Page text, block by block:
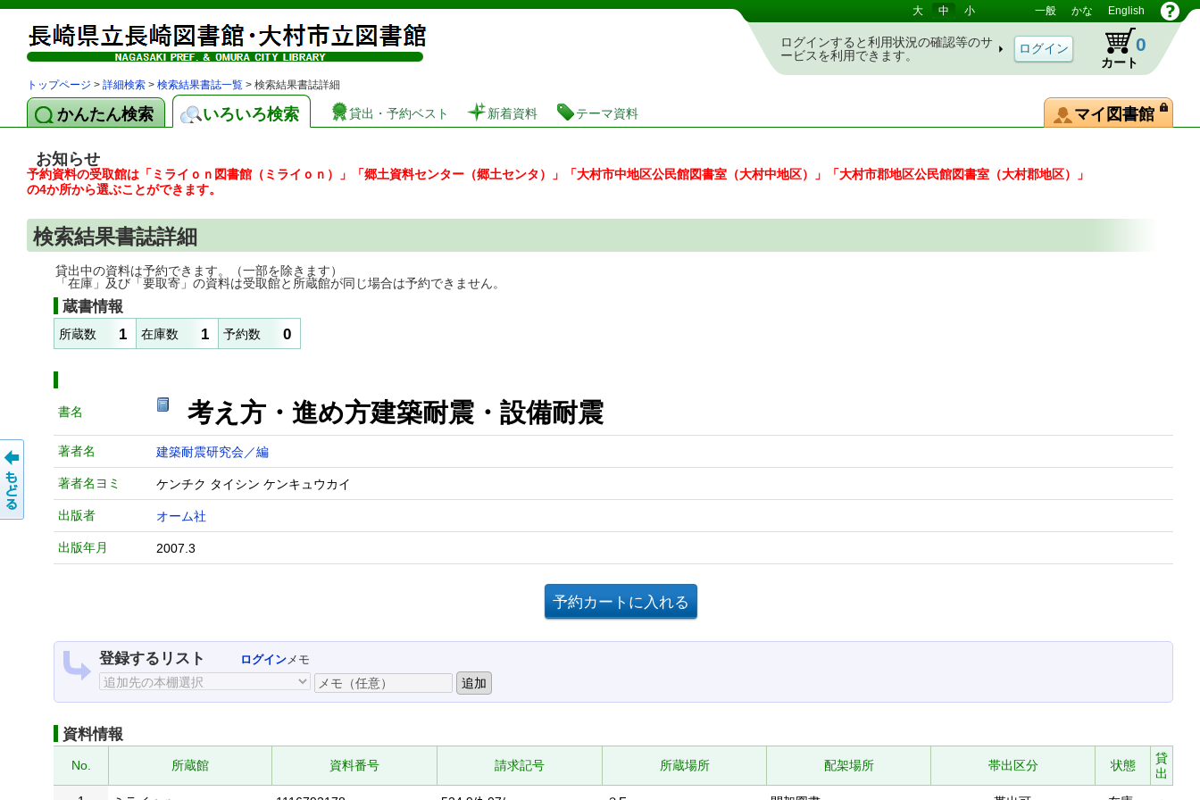
図書館 蔵書検索・予約システム 大 中 小 一般 かな English
ログインすると利用状況の確認等のサ
ービスを利用できます。
カート
0
トップページ > 詳細検索 > 検索結果書誌一覧 > 検索結果書誌詳細
かんたん検索 いろいろ検索 貸出・予約ベスト 新着資料 テーマ資料 マイ図書館
お知らせ
予約資料の受取館は「ミライｏｎ図書館（ミライｏｎ）」「郷土資料センター（郷土センタ）」「大村市中地区公民館図書室（大村中地区）」「大村市郡地区公民館図書室（大村郡地区）」
の4か所から選ぶことができます。
検索結果書誌詳細
貸出中の資料は予約できます。（一部を除きます）
「在庫」及び「要取寄」の資料は受取館と所蔵館が同じ場合は予約できません。
蔵書情報
所蔵数 1 在庫数 1 予約数 0
書名 考え方・進め方建築耐震・設備耐震
著者名 建築耐震研究会／編
著者名ヨミ ケンチク タイシン ケンキュウカイ
出版者 オーム社
出版年月 2007.3
登録するリスト ログインメモ
資料情報
No. 所蔵館 資料番号 請求記号 所蔵場所 配架場所 帯出区分 状態
貸
出